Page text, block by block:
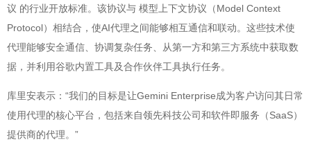
议 的行业开放标准。该协议与 模型上下文协议（Model Context
Protocol）相结合，使AI代理之间能够相互通信和联动。这些技术使
代理能够安全通信、协调复杂任务、从第一方和第三方系统中获取数
据，并利用谷歌内置工具及合作伙伴工具执行任务。
库里安表示：“我们的目标是让Gemini Enterprise成为客户访问其日常
使用代理的核心平台，包括来自领先科技公司和软件即服务（SaaS）
提供商的代理。”